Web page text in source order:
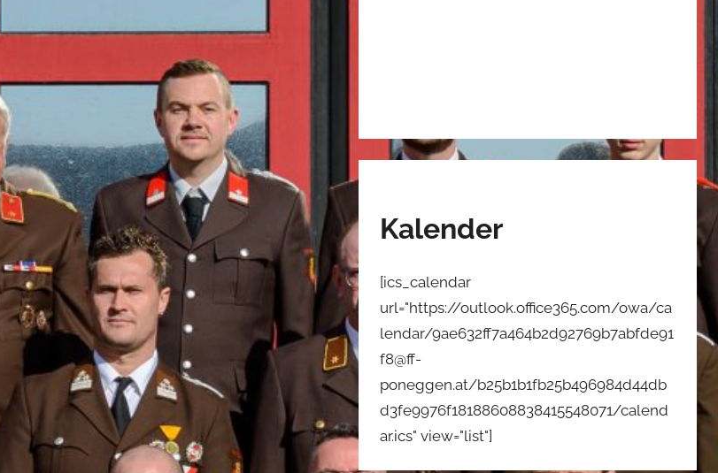
Kalender
[ics_calendar
url="https://outlook.office365.com/owa/ca
lendar/9ae632ff7a464b2d92769b7abfde91
f8@ff-
poneggen.at/b25b1b1fb25b496984d44db
d3fe9976f18188608838415548071/calend
ar.ics" view="list"]